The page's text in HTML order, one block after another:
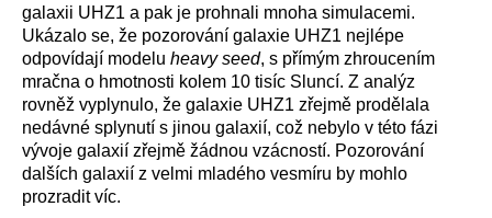
galaxii UHZ1 a pak je prohnali mnoha simulacemi.
Ukázalo se, že pozorování galaxie UHZ1 nejlépe
odpovídají modelu heavy seed, s přímým zhroucením
mračna o hmotnosti kolem 10 tisíc Sluncí. Z analýz
rovněž vyplynulo, že galaxie UHZ1 zřejmě prodělala
nedávné splynutí s jinou galaxií, což nebylo v této fázi
vývoje galaxií zřejmě žádnou vzácností. Pozorování
dalších galaxií z velmi mladého vesmíru by mohlo
prozradit víc.